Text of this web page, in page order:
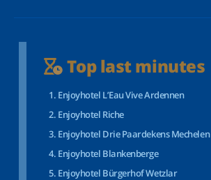
Top last minutes
Enjoyhotel L’Eau Vive Ardennen
Enjoyhotel Riche
Enjoyhotel Drie Paardekens Mechelen
Enjoyhotel Blankenberge
Enjoyhotel Bürgerhof Wetzlar